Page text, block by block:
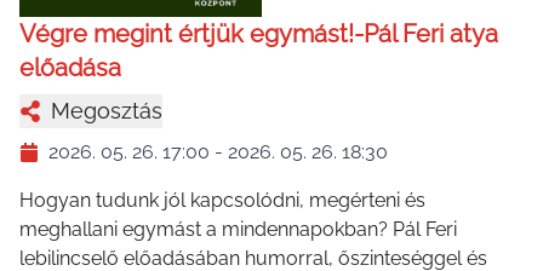
Végre megint értjük egymást!-Pál Feri atya
előadása
Megosztás
2026. 05. 26. 17:00 - 2026. 05. 26. 18:30
Hogyan tudunk jól kapcsolódni, megérteni és
meghallani egymást a mindennapokban? Pál Feri
lebilincselő előadásában humorral, őszinteséggel és